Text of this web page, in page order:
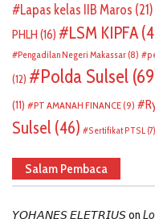
Lapas kelas IIB Maros (21)
PHLH (16) LSM KIPFA
Pengadilan Negeri Makassar (8)
(12)
Polda Sulsel
(11)
PT AMANAH FINANCE(9)
Sulsel (46) Sertifikat PTSL (7)
Salam Pembaca
𝘠𝘖𝘏𝘈𝘕𝘌𝘚 𝘌𝘓𝘌𝘛𝘙𝘐𝘜𝘚on